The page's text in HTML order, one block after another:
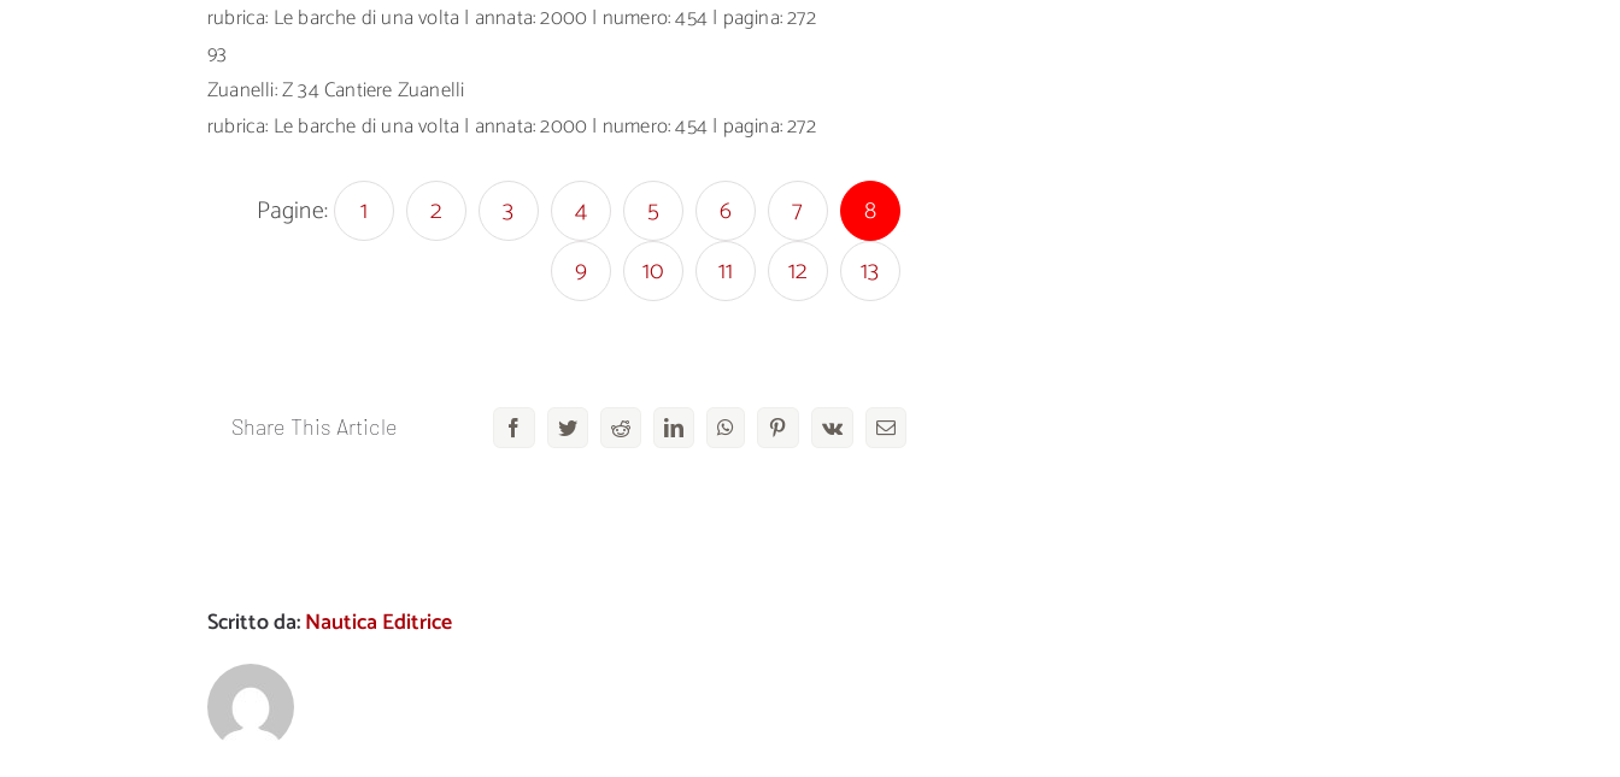
rubrica: Le barche di una volta | annata: 2000 | numero: 454 | pagina: 272
93
Zuanelli: Z 34 Cantiere Zuanelli
rubrica: Le barche di una volta | annata: 2000 | numero: 454 | pagina: 272
Pagine: 1 2 3 4 5 6 7
8
9
10 11 12 13
Share This Article FacebookTwitterRedditLinkedInWhatsAppPinterestVk Email
Scritto da:Nautica Editrice